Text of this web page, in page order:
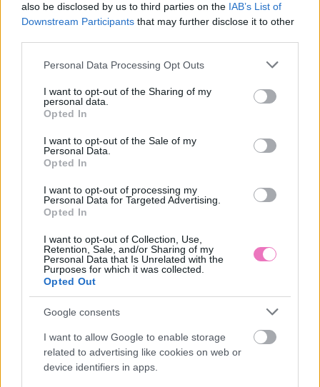
also be disclosed by us to third parties on the IAB’s List of
Downstream Participants that may further disclose it to other
Please note that this website/app uses one or more Google
not limited to your visit or usage behaviour. You may click to
grant or deny consent to Google and its third-party tags to
use your data for below specified purposes in below Google
consent section.
Personal Data Processing Opt Outs
I want to opt-out of the Sharing of my
personal data.
Opted In
I want to opt-out of the Sale of my
Personal Data.
Opted In
I want to opt-out of processing my
Personal Data for Targeted Advertising.
Opted In
I want to opt-out of Collection, Use,
Retention, Sale, and/or Sharing of my
Personal Data that Is Unrelated with the
Purposes for which it was collected.
Opted Out
Google consents
I want to allow Google to enable storage
related to advertising like cookies on web or
device identifiers in apps.
Napi horoszkóp 2026.
augusztus 9. –
érzelmek
Sárga izzadságfoltok a
fehér pólón? A filléres
„Tudtam, hogy nem fogja
időben megetetni a
gyerekeket és minden
vagy, vagy csak a férjed
megbízhatatlan?
Csillagjegyek rangsora:
ők lesznek a